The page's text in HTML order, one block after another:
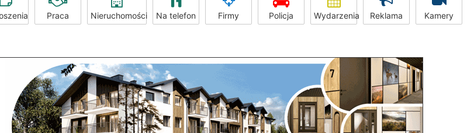
Praca Nieruchomości Na telefon Firmy Policja Wydarzenia Reklama Kamery